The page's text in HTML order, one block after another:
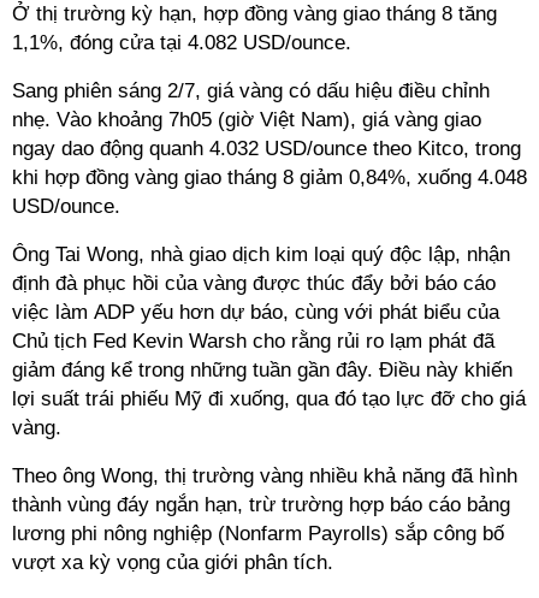
Ở thị trường kỳ hạn, hợp đồng vàng giao tháng 8 tăng
1,1%, đóng cửa tại 4.082 USD/ounce.
Sang phiên sáng 2/7, giá vàng có dấu hiệu điều chỉnh
nhẹ. Vào khoảng 7h05 (giờ Việt Nam), giá vàng giao
ngay dao động quanh 4.032 USD/ounce theo Kitco, trong
khi hợp đồng vàng giao tháng 8 giảm 0,84%, xuống 4.048
USD/ounce.
Ông Tai Wong, nhà giao dịch kim loại quý độc lập, nhận
định đà phục hồi của vàng được thúc đẩy bởi báo cáo
việc làm ADP yếu hơn dự báo, cùng với phát biểu của
Chủ tịch Fed Kevin Warsh cho rằng rủi ro lạm phát đã
giảm đáng kể trong những tuần gần đây. Điều này khiến
lợi suất trái phiếu Mỹ đi xuống, qua đó tạo lực đỡ cho giá
vàng.
Theo ông Wong, thị trường vàng nhiều khả năng đã hình
thành vùng đáy ngắn hạn, trừ trường hợp báo cáo bảng
lương phi nông nghiệp (Nonfarm Payrolls) sắp công bố
vượt xa kỳ vọng của giới phân tích.